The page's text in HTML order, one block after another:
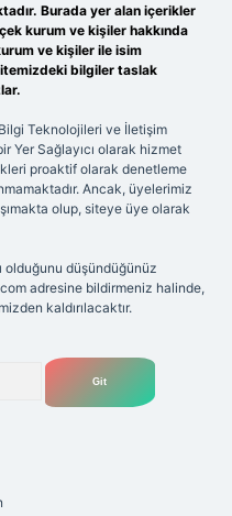
Burada yer alan içerikler
kurum ve kişiler hakkında
ve kişiler ile isim
bilgiler taslak
Teknolojileri ve İletişim
Yer Sağlayıcı olarak hizmet
proaktif olarak denetleme
Ancak, üyelerimiz
olup, siteye üye olarak
olduğunu düşündüğünüz
adresine bildirmeniz halinde,
kaldırılacaktır.